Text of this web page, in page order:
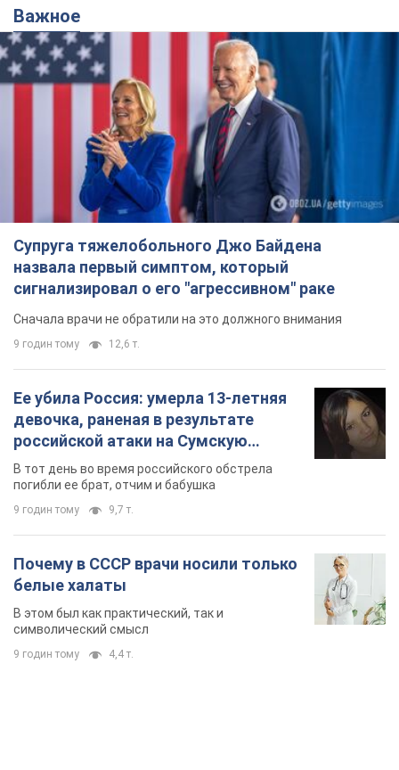
назвала первый симптом, который
сигнализировал о его "агрессивном" раке
Сначала врачи не обратили на это должного внимания
12,6 т.
Ее убила Россия: умерла 13-летняя
девочка, раненая в результате
российской атаки на Сумскую
область. Фото
В тот день во время российского обстрела
погибли ее брат, отчим и бабушка
9,7 т.
Почему в СССР врачи носили только
белые халаты
9 годин тому 4,4 т.